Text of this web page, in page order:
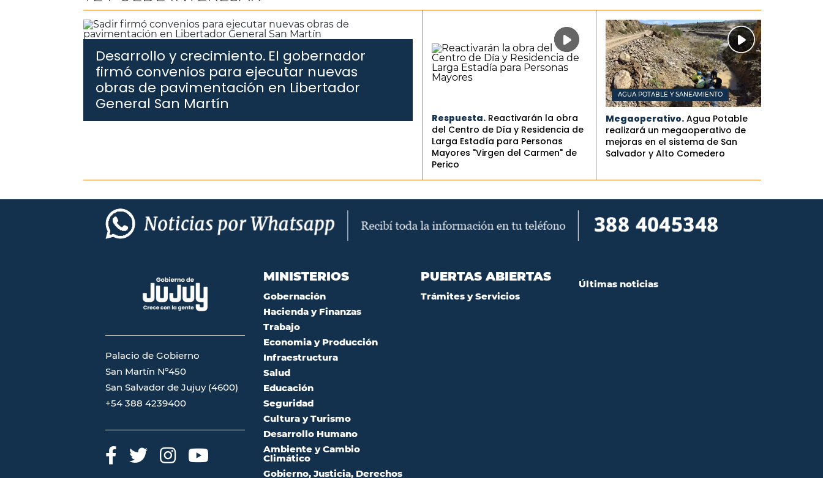
Desarrollo y crecimiento. El gobernador
firmó convenios para ejecutar nuevas
obras de pavimentación en Libertador
General San Martín
Respuesta. Reactivarán la obra
del Centro de Día y Residencia de
Larga Estadía para Personas
Mayores "Virgen del Carmen" de
Perico
AGUA POTABLE Y SANEAMIENTO
Megaoperativo. Agua Potable
realizará un megaoperativo de
mejoras en el sistema de San
Salvador y Alto Comedero
Palacio de Gobierno
San Martín Nº450
San Salvador de Jujuy (4600)
+54 388 4239400
MINISTERIOS
Gobernación
Hacienda y Finanzas
Trabajo
Economia y Producción
Infraestructura
Salud
Educación
Seguridad
Cultura y Turismo
Desarrollo Humano
Ambiente y Cambio
Climático
Gobierno, Justicia, Derechos
PUERTAS ABIERTAS
Trámites y Servicios
Últimas noticias